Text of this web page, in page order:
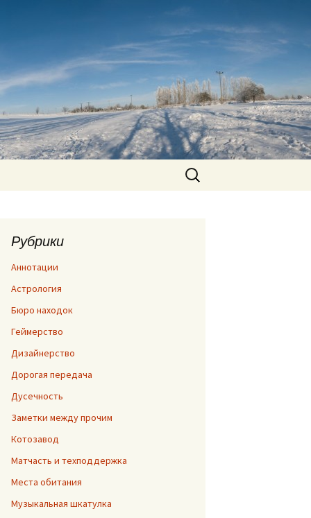
Найти:
Рубрики
Аннотации
Астрология
Бюро находок
Геймерство
Дизайнерство
Дорогая передача
Дусечность
Заметки между прочим
Котозавод
Матчасть и техподдержка
Места обитания
Музыкальная шкатулка